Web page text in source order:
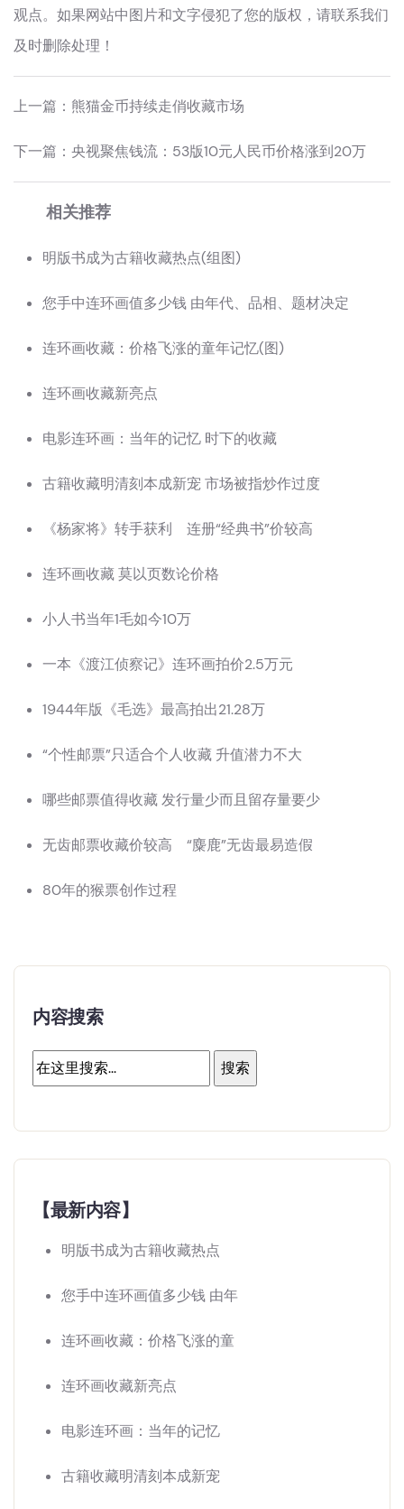
观点。如果网站中图片和文字侵犯了您的版权，请联系我们
及时删除处理！
上一篇： 熊猫金币持续走俏收藏市场
下一篇： 央视聚焦钱流：53版10元人民币价格涨到20万
相关推荐
明版书成为古籍收藏热点(组图)
您手中连环画值多少钱 由年代、品相、题材决定
连环画收藏：价格飞涨的童年记忆(图)
连环画收藏新亮点
电影连环画：当年的记忆 时下的收藏
古籍收藏明清刻本成新宠 市场被指炒作过度
《杨家将》转手获利 连册“经典书”价较高
连环画收藏 莫以页数论价格
小人书当年1毛如今10万
一本《渡江侦察记》连环画拍价2.5万元
1944年版《毛选》最高拍出21.28万
“个性邮票”只适合个人收藏 升值潜力不大
哪些邮票值得收藏 发行量少而且留存量要少
无齿邮票收藏价较高 “麋鹿”无齿最易造假
80年的猴票创作过程
内容搜索
【最新内容】
明版书成为古籍收藏热点
您手中连环画值多少钱 由年
连环画收藏：价格飞涨的童
连环画收藏新亮点
电影连环画：当年的记忆
古籍收藏明清刻本成新宠